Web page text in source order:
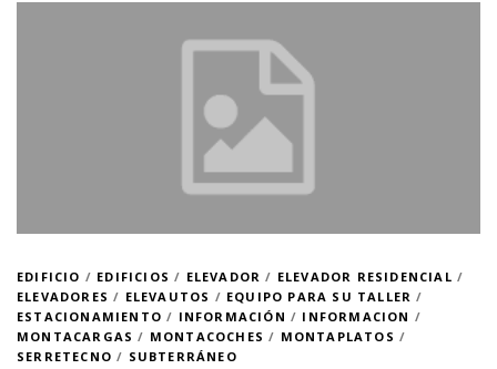
EDIFICIO / EDIFICIOS / ELEVADOR / ELEVADOR RESIDENCIAL /
ELEVADORES / ELEVAUTOS / EQUIPO PARA SU TALLER /
ESTACIONAMIENTO / INFORMACIÓN / INFORMACION /
MONTACARGAS / MONTACOCHES / MONTAPLATOS /
SERRETECNO / SUBTERRÁNEO